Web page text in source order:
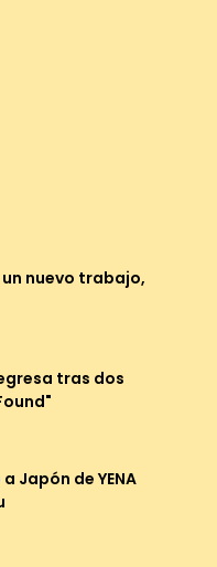
un nuevo trabajo,
tras dos
Japón de YENA